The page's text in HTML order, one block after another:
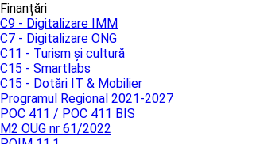
Finanțări
C9 - Digitalizare IMM
C7 - Digitalizare ONG
C11 - Turism și cultură
C15 - Smartlabs
C15 - Dotări IT & Mobilier
Programul Regional 2021-2027
POC 411 / POC 411 BIS
M2 OUG nr 61/2022